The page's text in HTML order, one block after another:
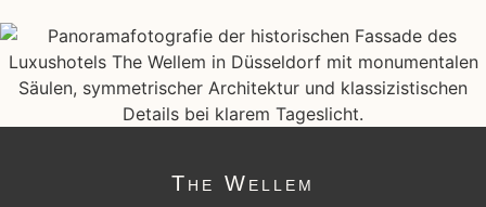
The Wellem